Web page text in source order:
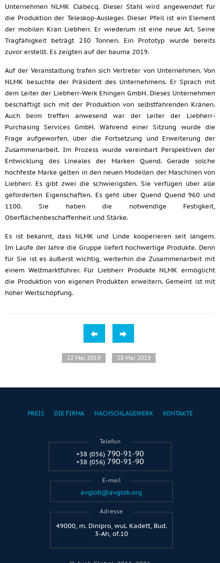
Unternehmen NLMK Clabecq. Dieser Stahl wird angewendet für
die Produktion der Teleskop-Ausleger. Dieser Pfeil ist ein Element
der mobilen Kran Liebherr. Er wiederum ist eine neue Art. Seine
Tragfähigkeit beträgt 230 Tonnen. Ein Prototyp wurde bereits
zuvor erstellt. Es zeigten auf der bauma 2019.
Auf der Veranstaltung trafen sich Vertreter von Unternehmen. Von
NLMK besuchte der Präsident des Unternehmens. Er Sprach mit
dem Leiter der Liebherr-Werk Ehingen GmbH. Dieses Unternehmen
beschäftigt sich mit der Produktion von selbstfahrenden Kränen.
Auch beim treffen anwesend war der Leiter der Liebherr-
Purchasing Services GmbH. Während einer Sitzung wurde die
Frage aufgeworfen, über die Fortsetzung und Erweiterung der
Zusammenarbeit. Im Prozess wurde vereinbart Perspektiven der
Entwicklung des Lineales der Marken Quend. Gerade solche
hochfeste Marke gelten in den neuen Modellen der Maschinen von
Liebherr. Es gibt zwei die schwierigsten. Sie verfügen über alle
geforderten Eigenschaften. Es geht über Quend Quend 960 und
1100. Sie haben die notwendige Festigkeit,
Oberflächenbeschaffenheit und Stärke.
Es ist bekannt, dass NLMK und Linde kooperieren seit langem.
Im Laufe der Jahre die Gruppe liefert hochwertige Produkte. Denn
für Sie ist es äußerst wichtig, weiterhin die Zusammenarbeit mit
einem Weltmarktführer. Für Liebherr Produkte NLMK ermöglicht
die Produktion von eigenen Produkten erweitern. Gemeint ist mit
hoher Wertschöpfung.
22 Mai 2019 28 Mai 2019
PREIS DIE FIRMA NACHSCHLAGEWERK KONTAKTE
Telefon
+38 (056) 790-91-90
+38 (056) 790-91-90
E-mail
avglob@avglob.org
Adresse
49000, m. Dinipro, wul. Kadett, Bud.
3-Ah, of.10